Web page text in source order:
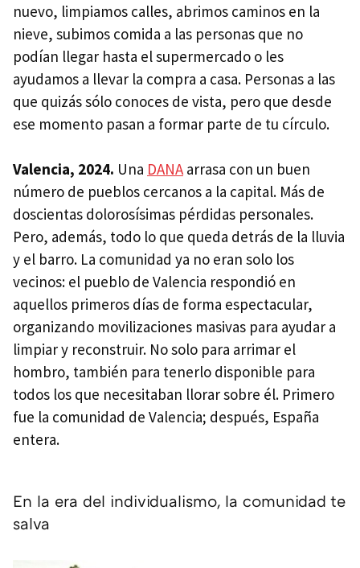
nuevo, limpiamos calles, abrimos caminos en la
nieve, subimos comida a las personas que no
podían llegar hasta el supermercado o les
ayudamos a llevar la compra a casa. Personas a las
que quizás sólo conoces de vista, pero que desde
ese momento pasan a formar parte de tu círculo.
Valencia, 2024. Una DANA arrasa con un buen
número de pueblos cercanos a la capital. Más de
doscientas dolorosísimas pérdidas personales.
Pero, además, todo lo que queda detrás de la lluvia
y el barro. La comunidad ya no eran solo los
vecinos: el pueblo de Valencia respondió en
aquellos primeros días de forma espectacular,
organizando movilizaciones masivas para ayudar a
limpiar y reconstruir. No solo para arrimar el
hombro, también para tenerlo disponible para
todos los que necesitaban llorar sobre él. Primero
fue la comunidad de Valencia; después, España
entera.
En la era del individualismo, la comunidad te
salva